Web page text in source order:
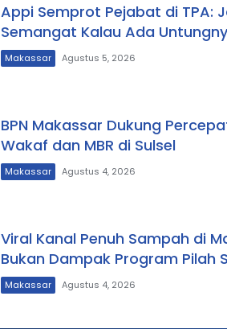
Appi Semprot Pejabat di TPA:
Semangat Kalau Ada
Makassar Agustus 5, 2026
BPN Makassar Dukung
Wakaf dan MBR di Sulsel
Makassar Agustus 4, 2026
Viral Kanal Penuh Sampah di
Bukan Dampak Program Pilah
Makassar Agustus 4, 2026